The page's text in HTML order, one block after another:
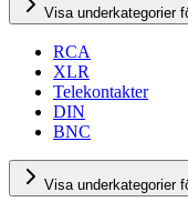
Visa underkategorier
RCA
XLR
Telekontakter
DIN
BNC
Visa underkategorier